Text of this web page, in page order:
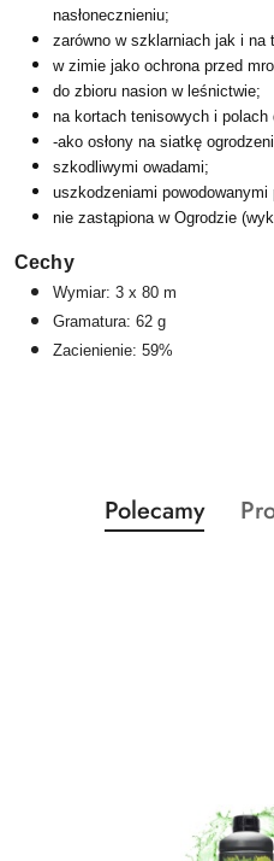
nasłonecznieniu;
zarówno w szklarniach jak i na
w zimie jako ochrona przed
do zbioru nasion w leśnictwie;
na kortach tenisowych i polach
-ako osłony na siatkę
szkodliwymi owadami;
uszkodzeniami powodowanymi
nie zastąpiona w Ogrodzie
Cechy
Wymiar: 3 x 80 m
Gramatura: 62 g
Zacienienie: 59%
Pomiń karuzelę
Produkty
o
Polecamy